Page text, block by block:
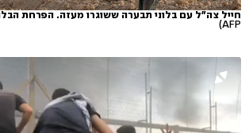
חייל צה"ל עם בלוני תבערה ששוגרו מעזה. הפרחת
AFP)